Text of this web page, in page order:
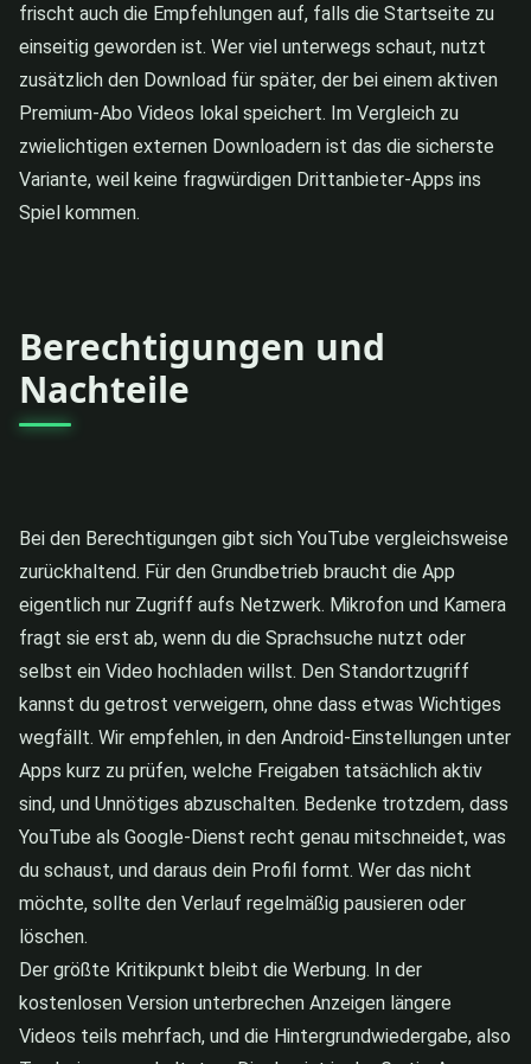
frischt auch die Empfehlungen auf, falls die Startseite zu
einseitig geworden ist. Wer viel unterwegs schaut, nutzt
zusätzlich den Download für später, der bei einem aktiven
Premium-Abo Videos lokal speichert. Im Vergleich zu
zwielichtigen externen Downloadern ist das die sicherste
Variante, weil keine fragwürdigen Drittanbieter-Apps ins
Spiel kommen.
Berechtigungen und
Nachteile
Bei den Berechtigungen gibt sich YouTube vergleichsweise
zurückhaltend. Für den Grundbetrieb braucht die App
eigentlich nur Zugriff aufs Netzwerk. Mikrofon und Kamera
fragt sie erst ab, wenn du die Sprachsuche nutzt oder
selbst ein Video hochladen willst. Den Standortzugriff
kannst du getrost verweigern, ohne dass etwas Wichtiges
wegfällt. Wir empfehlen, in den Android-Einstellungen unter
Apps kurz zu prüfen, welche Freigaben tatsächlich aktiv
sind, und Unnötiges abzuschalten. Bedenke trotzdem, dass
YouTube als Google-Dienst recht genau mitschneidet, was
du schaust, und daraus dein Profil formt. Wer das nicht
möchte, sollte den Verlauf regelmäßig pausieren oder
löschen.
Der größte Kritikpunkt bleibt die Werbung. In der
kostenlosen Version unterbrechen Anzeigen längere
Videos teils mehrfach, und die Hintergrundwiedergabe, also